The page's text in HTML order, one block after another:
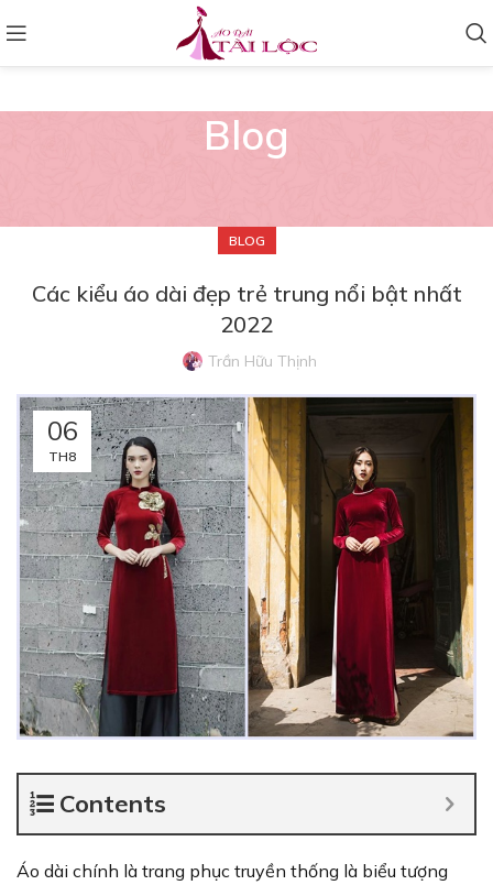
Blog
BLOG
Các kiểu áo dài đẹp trẻ trung nổi bật nhất
2022
Trần Hữu Thịnh
06
TH8
Contents
Áo dài chính là trang phục truyền thống là biểu tượng